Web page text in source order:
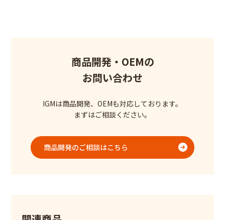
商品開発・OEMの
お問い合わせ
IGMは商品開発、OEMも対応しております。
まずはご相談ください。
商品開発のご相談はこちら